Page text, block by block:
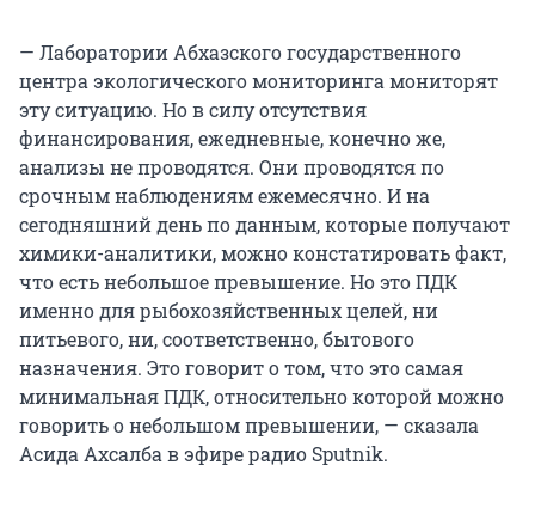
— Лаборатории Абхазского государственного
центра экологического мониторинга мониторят
эту ситуацию. Но в силу отсутствия
финансирования, ежедневные, конечно же,
анализы не проводятся. Они проводятся по
срочным наблюдениям ежемесячно. И на
сегодняшний день по данным, которые получают
химики-аналитики, можно констатировать факт,
что есть небольшое превышение. Но это ПДК
именно для рыбохозяйственных целей, ни
питьевого, ни, соответственно, бытового
назначения. Это говорит о том, что это самая
минимальная ПДК, относительно которой можно
говорить о небольшом превышении, — сказала
Асида Ахсалба в эфире радио Sputnik.